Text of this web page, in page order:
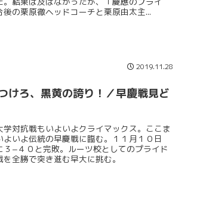
の栗原徹ヘッドコーチと栗原由太主...
2019.11.28
けろ、黒黄の誇り！／早慶戦見ど
学対抗戦もいよいよクライマックス。ここま
いよ伝統の早慶戦に臨む。１１月１０日
３−４０と完敗。ルーツ校としてのプライド
全勝で突き進む早大に挑む。